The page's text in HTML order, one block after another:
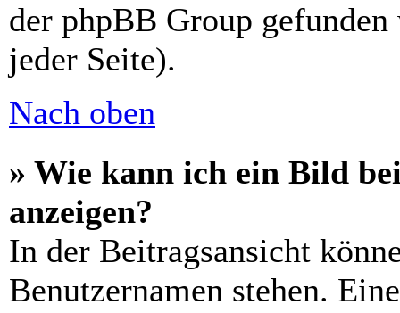
der phpBB Group
jeder Seite).
Nach oben
» Wie kann ich ein Bild
anzeigen?
In der Beitragsansicht
Benutzernamen stehen.